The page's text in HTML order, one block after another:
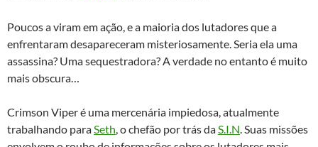
Poucos a viram em ação, e a maioria dos lutadores que a
enfrentaram desapareceram misteriosamente. Seria ela uma
assassina? Uma sequestradora? A verdade no entanto é muito
mais obscura…
Crimson Viper é uma mercenária impiedosa, atualmente
trabalhando paraSeth, o chefão por trás daS.I.N. Suas missões